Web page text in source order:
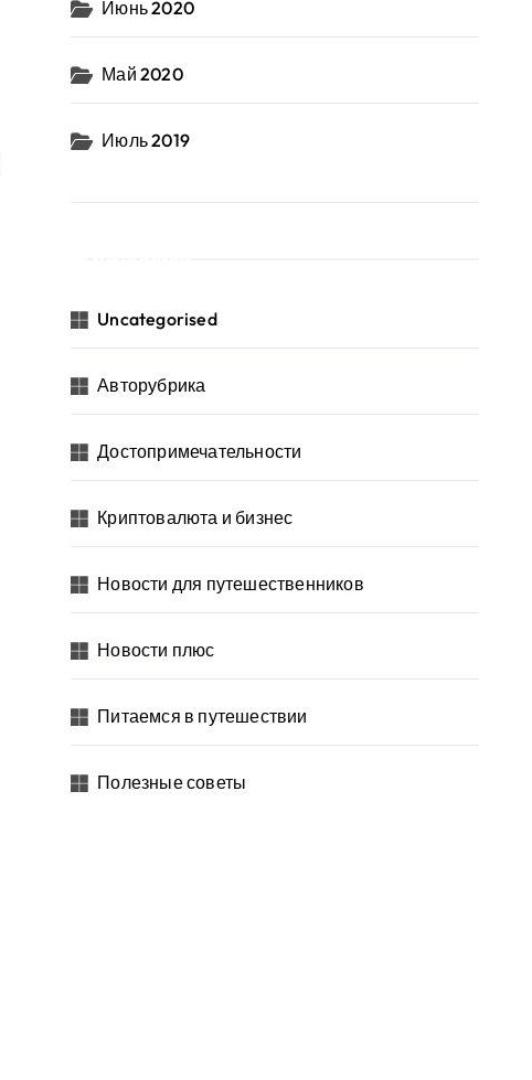
Июнь 2020
Май 2020
Июль 2019
Uncategorised
Авторубрика
Достопримечательности
Криптовалюта и бизнес
Новости для путешественников
Новости плюс
Питаемся в путешествии
Полезные советы